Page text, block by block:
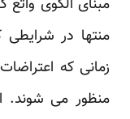
مبنای الگوی
منتها در شرایطی
زمانی که
منظور می شوند.